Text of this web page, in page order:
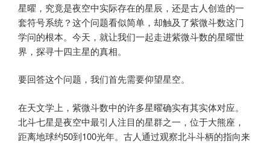
星曜，究竟是夜空中实际存在的星辰，还是古人创造的一
套符号系统？这个问题看似简单，却触及了紫微斗数这门
学问的根本。今天，就让我们一起走进紫微斗数的星曜世
界，探寻十四主星的真相。
要回答这个问题，我们首先需要仰望星空。
在天文学上，紫微斗数中的许多星曜确实有其实体对应。
北斗七星是夜空中最引人注目的星群之一，位于大熊座，
距离地球约50到100光年。古人通过观察北斗斗柄的指向来